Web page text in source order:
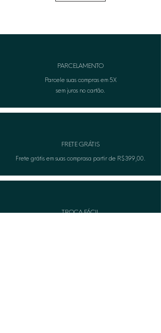
PARCELAMENTO
Parcele suas compras em 5X
sem juros no cartão.
FRETE GRÁTIS
Frete grátis em suas comprasa partir de R$399,00.
TROCA FÁCIL